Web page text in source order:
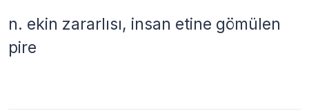
n. ekin zararlısı, insan etine gömülen
pire